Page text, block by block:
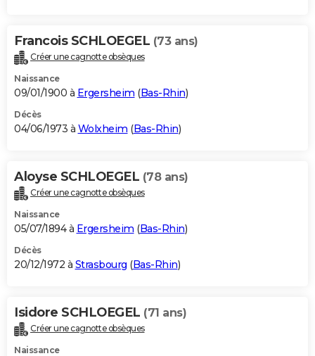
Francois SCHLOEGEL (73 ans)
Créer une cagnotte obsèques
Naissance
09/01/1900 à Ergersheim (Bas-Rhin)
Décès
04/06/1973 à Wolxheim (Bas-Rhin)
Aloyse SCHLOEGEL (78 ans)
Créer une cagnotte obsèques
Naissance
05/07/1894 à Ergersheim (Bas-Rhin)
Décès
20/12/1972 à Strasbourg (Bas-Rhin)
Isidore SCHLOEGEL (71 ans)
Créer une cagnotte obsèques
Naissance